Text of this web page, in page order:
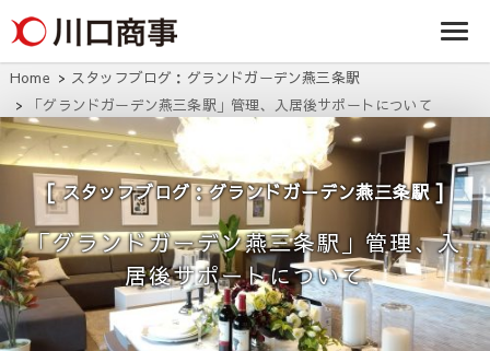
事株式
会社
アパート・マンシ
ョン・マンショ
ン・店舗・事務所
社
Home
スタッフブログ：グランドガーデン燕三条駅
「グランドガーデン燕三条駅」管理、入居後サポートについて
スタッフブログ：グランドガーデン燕三条駅
「グランドガーデン燕三条駅」管理、入
居後サポートについて